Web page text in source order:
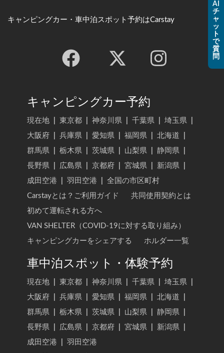
AI
チ
ャ
ッ
ト
で
質
問
キャンピングカー・車中泊スポット予約はCarstay
キャンピングカー予約
現在地 東京都 神奈川県 千葉県 埼玉県
大阪府
兵庫県 愛知県 福岡県 北海道
群馬県
栃木県 茨城県 山梨県 静岡県
長野県
広島県 京都府 宮城県 新潟県
成田空港
羽田空港
全国の市区町村
Carstayとは？ご利用ガイド
共同使用契約とは
初めて運転される方へ
VAN SHELTER（COVID-19に対する取り組み）
キャンピングカーをシェアする
ホルダー一覧
車中泊スポット・体験予約
現在地 東京都 神奈川県 千葉県 埼玉県
大阪府
兵庫県 愛知県 福岡県 北海道
群馬県
栃木県 茨城県 山梨県 静岡県
長野県
広島県 京都府 宮城県 新潟県
成田空港
羽田空港